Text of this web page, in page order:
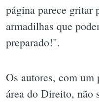
página parece gritar
armadilhas que
preparado!".
Os autores, com
área do Direito, não